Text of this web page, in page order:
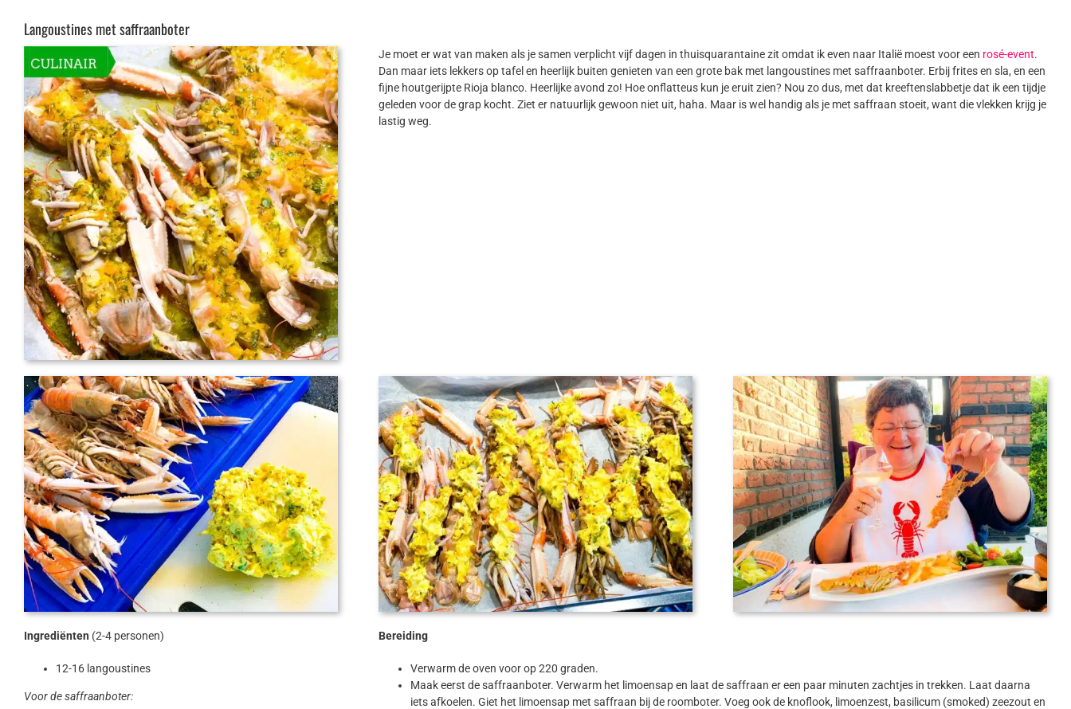
Langoustines met saffraanboter
Je moet er wat van maken als je samen verplicht vijf dagen in thuisquarantaine zit omdat ik even naar Italië moest voor een rosé-event.
Dan maar iets lekkers op tafel en heerlijk buiten genieten van een grote bak met langoustines met saffraanboter. Erbij frites en sla, en een
fijne houtgerijpte Rioja blanco. Heerlijke avond zo! Hoe onflatteus kun je eruit zien? Nou zo dus, met dat kreeftenslabbetje dat ik een tijdje
geleden voor de grap kocht. Ziet er natuurlijk gewoon niet uit, haha. Maar is wel handig als je met saffraan stoeit, want die vlekken krijg je
lastig weg.
Ingrediënten (2-4 personen)
12-16 langoustines
Voor de saffraanboter:
Bereiding
Verwarm de oven voor op 220 graden.
Maak eerst de saffraanboter. Verwarm het limoensap en laat de saffraan er een paar minuten zachtjes in trekken. Laat daarna
iets afkoelen. Giet het limoensap met saffraan bij de roomboter. Voeg ook de knoflook, limoenzest, basilicum (smoked) zeezout en